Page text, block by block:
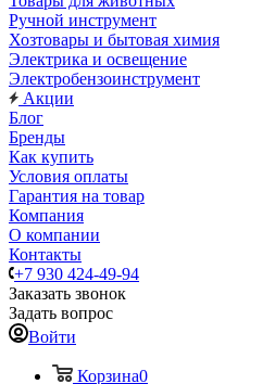
Ручной инструмент
Хозтовары и бытовая химия
Электрика и освещение
Электробензоинструмент
Акции
Блог
Бренды
Как купить
Условия оплаты
Гарантия на товар
Компания
О компании
Контакты
+7 930 424-49-94
Заказать звонок
Задать вопрос
Войти
Корзина0